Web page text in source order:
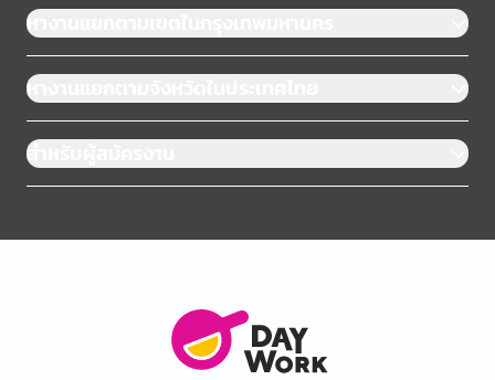
หางานแยกตามเขตในกรุงเทพมหานคร
หางานแยกตามจังหวัดในประเทศไทย
สำหรับผู้สมัครงาน